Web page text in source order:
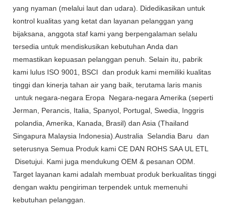
yang nyaman (melalui laut dan udara). Didedikasikan untuk
kontrol kualitas yang ketat dan layanan pelanggan yang
bijaksana, anggota staf kami yang berpengalaman selalu
tersedia untuk mendiskusikan kebutuhan Anda dan
memastikan kepuasan pelanggan penuh. Selain itu, pabrik
kami lulus ISO 9001, BSCI dan produk kami memiliki kualitas
tinggi dan kinerja tahan air yang baik, terutama laris manis
untuk negara-negara Eropa Negara-negara Amerika (seperti
Jerman, Perancis, Italia, Spanyol, Portugal, Swedia, Inggris
polandia, Amerika, Kanada, Brasil) dan Asia (Thailand
Singapura Malaysia Indonesia).Australia Selandia Baru dan
seterusnya Semua Produk kami CE DAN ROHS SAA UL ETL
Disetujui. Kami juga mendukung OEM & pesanan ODM.
Target layanan kami adalah membuat produk berkualitas tinggi
dengan waktu pengiriman terpendek untuk memenuhi
kebutuhan pelanggan.